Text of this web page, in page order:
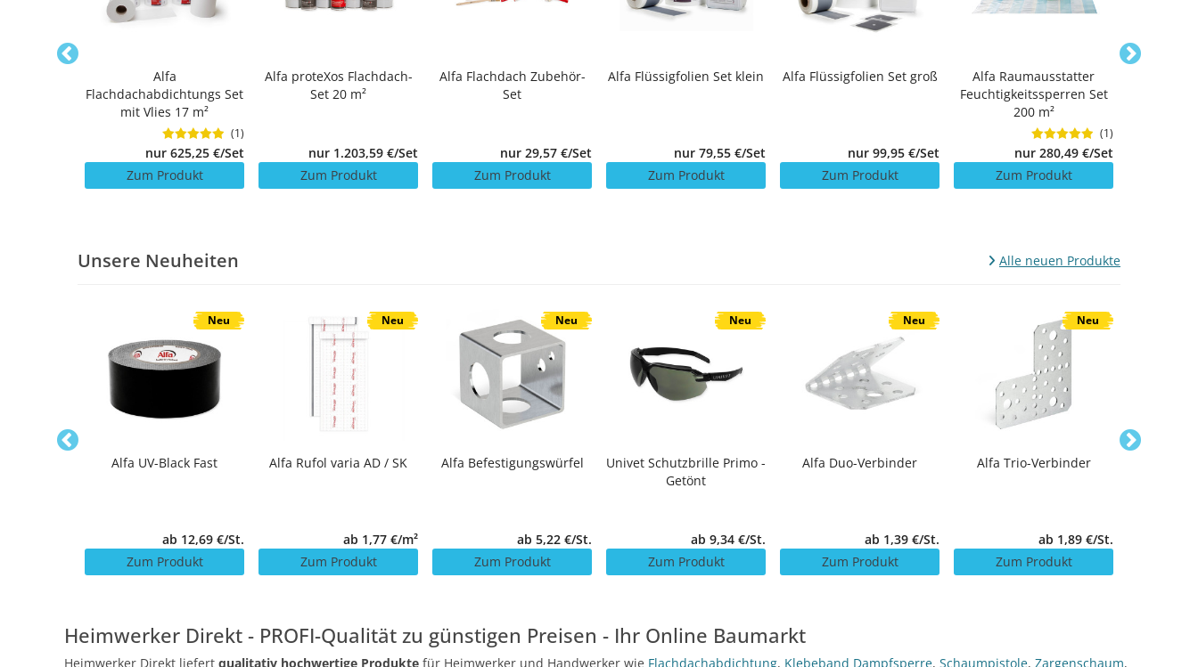
Alfa
Flachdachabdichtungs Set
mit Vlies 17 m²
(1)
nur 625,25 €/Set
Zum Produkt
Alfa proteXos Flachdach-
Set 20 m²
nur 1.203,59 €/Set
Zum Produkt
Alfa Flachdach Zubehör-
Set
nur 29,57 €/Set
Zum Produkt
Alfa Flüssigfolien Set klein
nur 79,55 €/Set
Zum Produkt
Alfa Flüssigfolien Set groß
nur 99,95 €/Set
Zum Produkt
Alfa Raumausstatter
Feuchtigkeitssperren Set
200 m²
(1)
nur 280,49 €/Set
Zum Produkt
Unsere Neuheiten Alle neuen Produkte
Neu
Alfa UV-Black Fast
ab 12,69 €/St.
Zum Produkt
Neu
Alfa Rufol varia AD / SK
ab 1,77 €/m²
Zum Produkt
Neu
Alfa Befestigungswürfel
ab 5,22 €/St.
Zum Produkt
Neu
Univet Schutzbrille Primo -
Getönt
ab 9,34 €/St.
Zum Produkt
Neu
Alfa Duo-Verbinder
ab 1,39 €/St.
Zum Produkt
Neu
Alfa Trio-Verbinder
ab 1,89 €/St.
Zum Produkt
Heimwerker Direkt - PROFI-Qualität zu günstigen Preisen - Ihr Online Baumarkt
Heimwerker Direkt liefert qualitativ hochwertige Produkte für Heimwerker und Handwerker wie Flachdachabdichtung, Klebeband Dampfsperre, Schaumpistole, Zargenschaum,